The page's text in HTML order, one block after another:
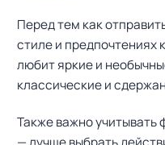
Перед тем как
стиле и предпочтениях
любит яркие и
классические и
Также важно учитывать